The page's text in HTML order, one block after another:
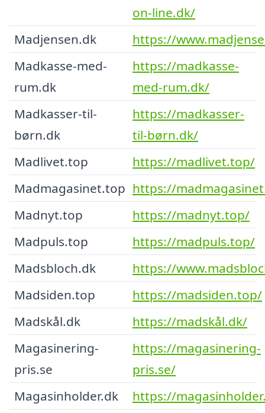
on-line.dk/
Madjensen.dk
https://
Madkasse-med-
rum.dk
https://madkasse-
med-rum.dk/
Madkasser-til-
børn.dk
https://madkasser-
til-børn.dk/
Madlivet.top
https://madlivet.top/
Madmagasinet.top https://
Madnyt.top
https://madnyt.top/
Madpuls.top
https://madpuls.top/
Madsbloch.dk
https://
Madsiden.top
https://madsiden.top/
Madskål.dk
https://madskål.dk/
Magasinering-
pris.se
https://magasinering-
pris.se/
Magasinholder.dk
https://